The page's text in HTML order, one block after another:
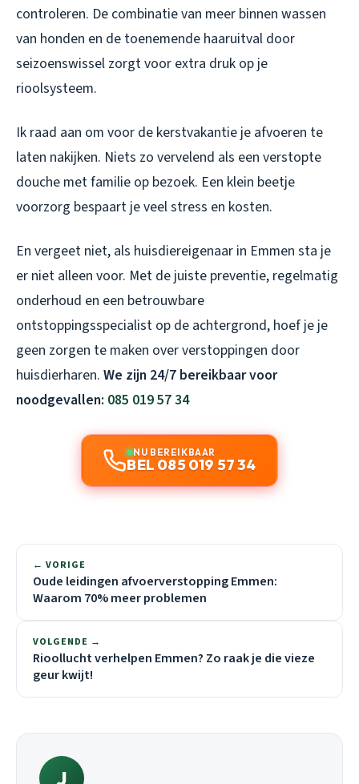
controleren. De combinatie van meer binnen wassen
van honden en de toenemende haaruitval door
seizoenswissel zorgt voor extra druk op je
rioolsysteem.
Ik raad aan om voor de kerstvakantie je afvoeren te
laten nakijken. Niets zo vervelend als een verstopte
douche met familie op bezoek. Een klein beetje
voorzorg bespaart je veel stress en kosten.
En vergeet niet, als huisdiereigenaar in Emmen sta je
er niet alleen voor. Met de juiste preventie, regelmatig
onderhoud en een betrouwbare
ontstoppingsspecialist op de achtergrond, hoef je je
geen zorgen te maken over verstoppingen door
huisdierharen. We zijn 24/7 bereikbaar voor
noodgevallen: 085 019 57 34
NU BEREIKBAAR
BEL 085 019 57 34
← VORIGE
Oude leidingen afvoerverstopping Emmen:
Waarom 70% meer problemen
VOLGENDE →
Rioollucht verhelpen Emmen? Zo raak je die vieze
geur kwijt!
J